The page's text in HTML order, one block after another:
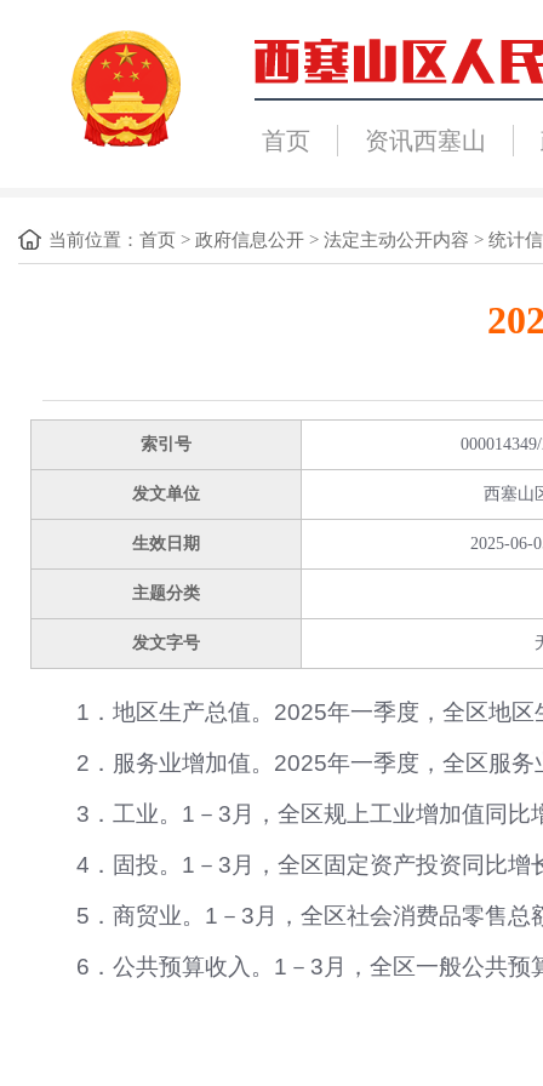
首页 资讯西塞山
当前位置： 首页 > 政府信息公开 > 法定主动公开内容 > 统计
索引号
发文单位 西塞山
生效日期 2025-06-
主题分类
发文字号
1． 地区生产总值。 2025年一季度，全区地区
2． 服务业增加值。 2025年一季度，全区服务
3． 工业。 1－3 月，全区规上工业增加值同比
4． 固投。 1－3 月，全区固定资产投资同比增
5． 商贸业。 1－3 月，全区社会消费品零售总
6． 公共预算收入。 1－3 月，全区一般公共预